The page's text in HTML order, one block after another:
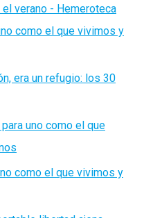
verano - Hemeroteca
como el que vivimos y
era un refugio: los 30
uno como el que
como el que vivimos y